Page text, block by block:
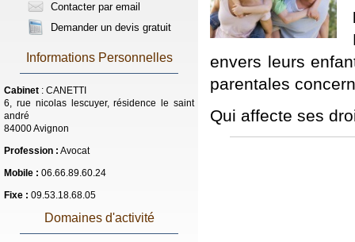
Contacter par email
Demander un devis gratuit
Informations Personnelles
Cabinet : CANETTI
6, rue nicolas lescuyer, résidence le saint
andré
84000 Avignon
Profession : Avocat
Mobile : 06.66.89.60.24
Fixe : 09.53.18.68.05
Domaines d'activité
envers leurs
parentales
Qui affecte ses